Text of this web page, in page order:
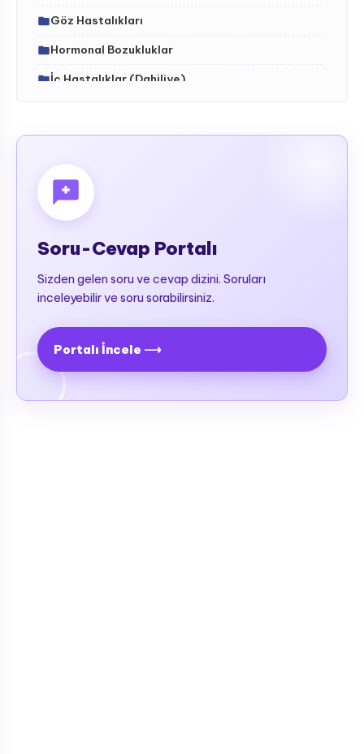
Göz Hastalıkları
Hormonal Bozukluklar
İç Hastalıklar (Dahiliye)
İskelet - Kas Sistemi ve Hastalıkları (ortopedi)
Kalıtsal (Genetik) Hastalıklar
Kalp-Damar Hastalıkları
Kan Hastalıkları (Hematoloji)
Karaciğer Hastalıkları
Kemik-Ortopedik Hastalıkları
Meme ve Hastalıkları
Romatolojik Hastalıklar
Ruhsal - Sinir Hastalıkları
Soru-Cevap Portalı
Sizden gelen soru ve cevap dizini. Soruları
inceleyebilir ve soru sorabilirsiniz.
Portalı İncele ⟶